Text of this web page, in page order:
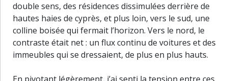
double sens, des résidences dissimulées derrière de
hautes haies de cyprès, et plus loin, vers le sud, une
colline boisée qui fermait l’horizon. Vers le nord, le
contraste était net : un flux continu de voitures et des
immeubles qui se dressaient, de plus en plus hauts.